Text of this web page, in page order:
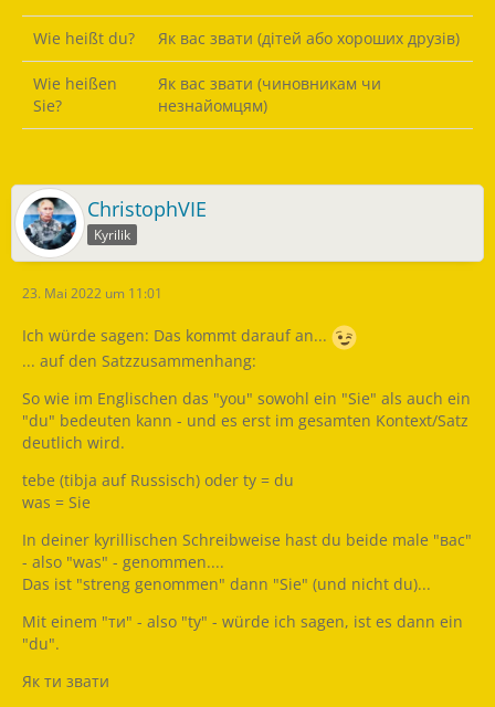
Wie heißt du? Як вас звати (дітей або хороших друзів)
Wie heißen
Sie?
Як вас звати (чиновникам чи
незнайомцям)
ChristophVIE
Kyrilik
23. Mai 2022 um 11:01
Ich würde sagen: Das kommt darauf an...
... auf den Satzzusammenhang:
So wie im Englischen das "you" sowohl ein "Sie" als auch ein
"du" bedeuten kann - und es erst im gesamten Kontext/Satz
deutlich wird.
tebe (tibja auf Russisch) oder ty = du
was = Sie
In deiner kyrillischen Schreibweise hast du beide male "вас"
- also "was" - genommen....
Das ist "streng genommen" dann "Sie" (und nicht du)...
Mit einem "ти" - also "ty" - würde ich sagen, ist es dann ein
"du".
Як ти звати